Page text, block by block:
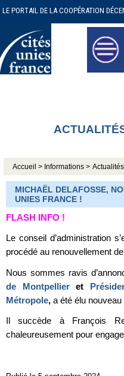
LE PORTAIL DE LA COOPÉRATION
Accueil > Informations >
MICHAËL DELAFOSSE,
UNIES FRANCE !
FLASH INFO !
Le conseil d’administration
procédé au renouvellement
Nous sommes ravis
de Montpellieret
Métropole, a été élu
Il succède à François
chaleureusement pour